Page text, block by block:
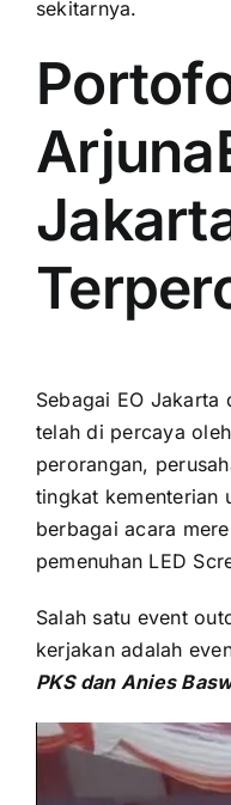
sekitarnya.
Sеbаgаі EO
tеlаh di percaya
perorangan,
tingkat kementerian
berbagai acara
pemenuhan LED
Salah satu event
kerjakan аdаlаh
PKS dаn Anies